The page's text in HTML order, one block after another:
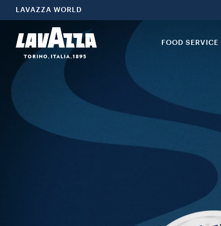
LAVAZZA WORLD
FOOD SERVICE